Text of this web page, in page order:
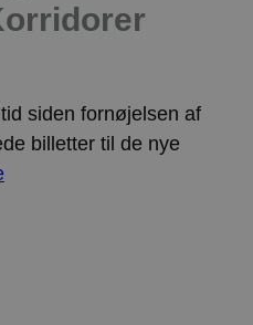
siden fornøjelsen af
billetter til de nye